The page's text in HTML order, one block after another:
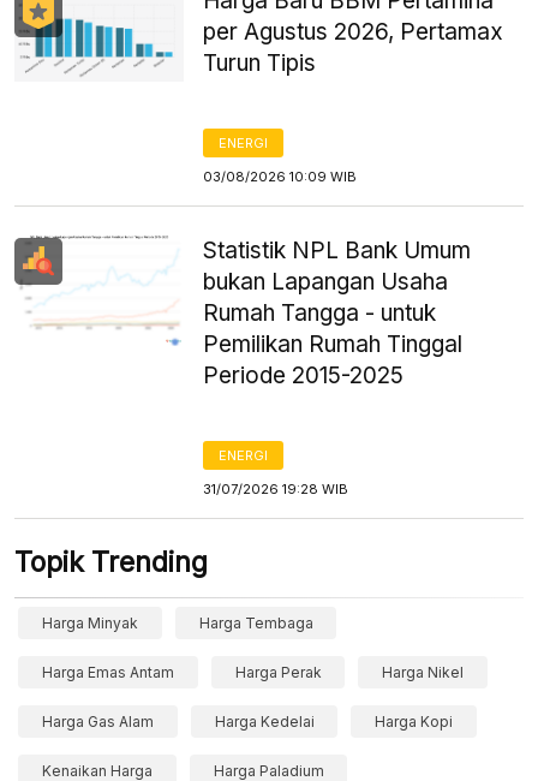
per Agustus 2026, Pertamax
Turun Tipis
ENERGI
03/08/2026 10:09 WIB
Statistik NPL Bank Umum
bukan Lapangan Usaha
Rumah Tangga - untuk
Pemilikan Rumah Tinggal
Periode 2015-2025
ENERGI
31/07/2026 19:28 WIB
Topik Trending
Harga Minyak Harga Tembaga
Harga Emas Antam Harga Perak Harga Nikel
Harga Gas Alam Harga Kedelai Harga Kopi
Kenaikan Harga Harga Paladium